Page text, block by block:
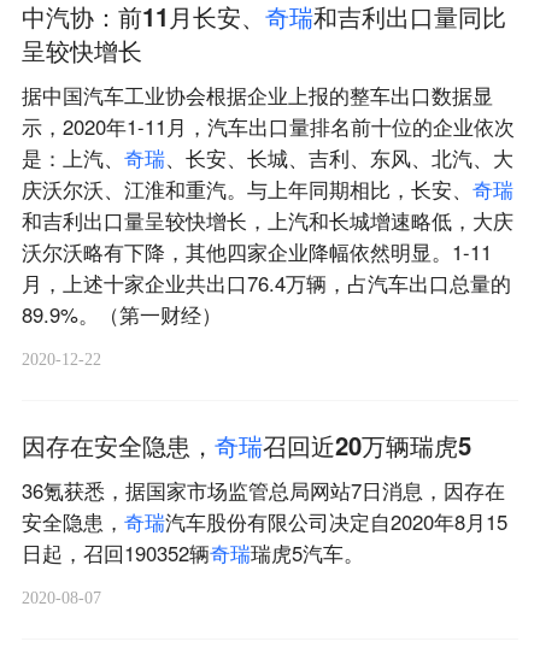
中汽协：前11月长安、 奇瑞和吉利出口量同比
呈较快增长
据中国汽车工业协会根据企业上报的整车出口数据显
示，2020年1-11月，汽车出口量排名前十位的企业依次
是：上汽、 奇瑞、长安、长城、吉利、东风、北汽、大
庆沃尔沃、江淮和重汽。与上年同期相比，长安、 奇瑞
和吉利出口量呈较快增长，上汽和长城增速略低，大庆
沃尔沃略有下降，其他四家企业降幅依然明显。1-11
月，上述十家企业共出口76.4万辆，占汽车出口总量的
89.9%。（第一财经）
2020-12-22
因存在安全隐患， 奇瑞召回近20万辆瑞虎5
36氪获悉，据国家市场监管总局网站7日消息，因存在
安全隐患， 奇瑞汽车股份有限公司决定自2020年8月15
日起，召回190352辆奇瑞瑞虎5汽车。
2020-08-07